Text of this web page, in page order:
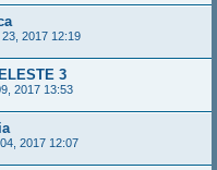
2017 12:19
3
2017 13:53
2017 12:07